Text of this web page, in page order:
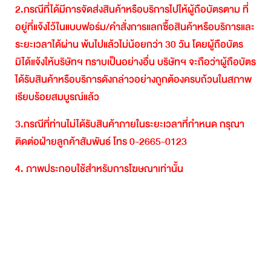
2.กรณีที่ได้มีการจัดส่งสินค้าหรือบริการไปให้ผู้ถือบัตรตามที่
อยู่ที่แจ้งไว้ในแบบฟอร์ม/คำสั่งการแลกซื้อสินค้าหรือบริการและ
ระยะเวลาได้ผ่านพ้นไปแล้วไม่น้อยกว่า30วันโดยผู้ถือบัตร
มิได้แจ้งให้บริษัทฯทราบเป็นอย่างอื่นบริษัทฯจะถือว่าผู้ถือบัตร
ได้รับสินค้าหรือบริการดังกล่าวอย่างถูกต้องครบถ้วนในสภาพ
เรียบร้อยสมบูรณ์แล้ว
3.กรณีที่ท่านไม่ได้รับสินค้าภายในระยะเวลาที่กำหนดกรุณา
ติดต่อฝ่ายลูกค้าสัมพันธ์โทร0-2665-0123
4.ภาพประกอบใช้สำหรับการโฆษณาเท่านั้น